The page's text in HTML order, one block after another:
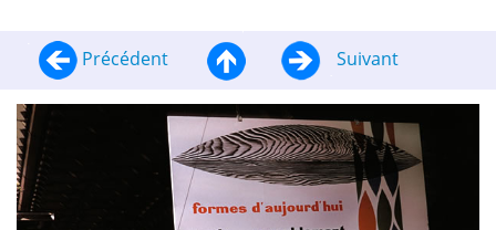
Précédent Suivant